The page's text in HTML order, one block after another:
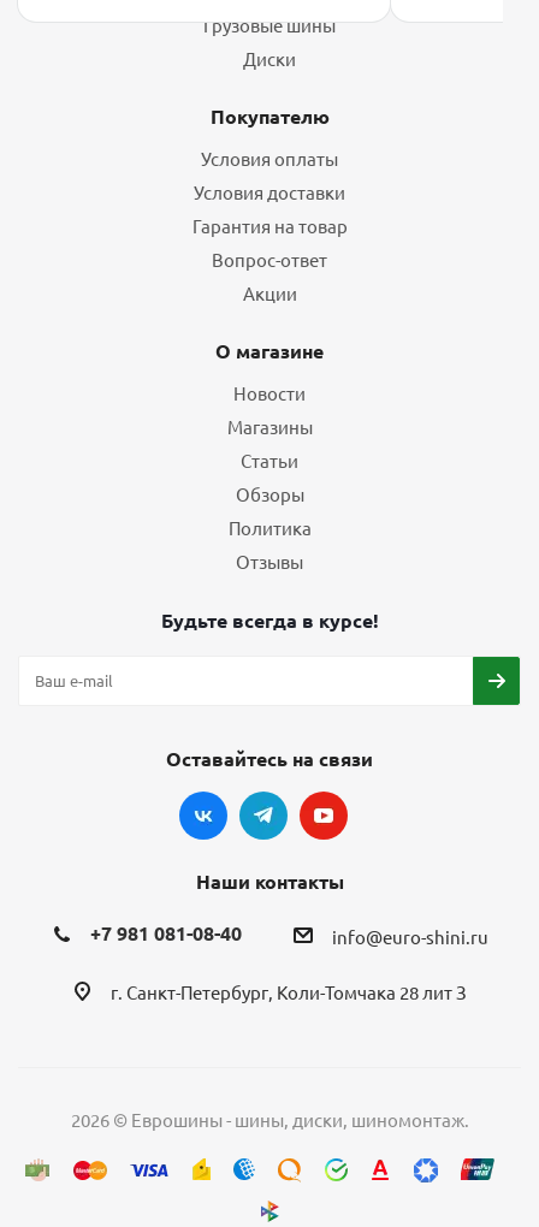
Грузовые шины
Диски
Покупателю
Условия оплаты
Условия доставки
Гарантия на товар
Вопрос-ответ
Акции
О магазине
Новости
Магазины
Статьи
Обзоры
Политика
Отзывы
Будьте всегда в курсе!
Оставайтесь на связи
Наши контакты
+7 981 081-08-40 info@euro-shini.ru
г. Санкт-Петербург, Коли-Томчака 28 лит З
2026 © Еврошины - шины, диски, шиномонтаж.